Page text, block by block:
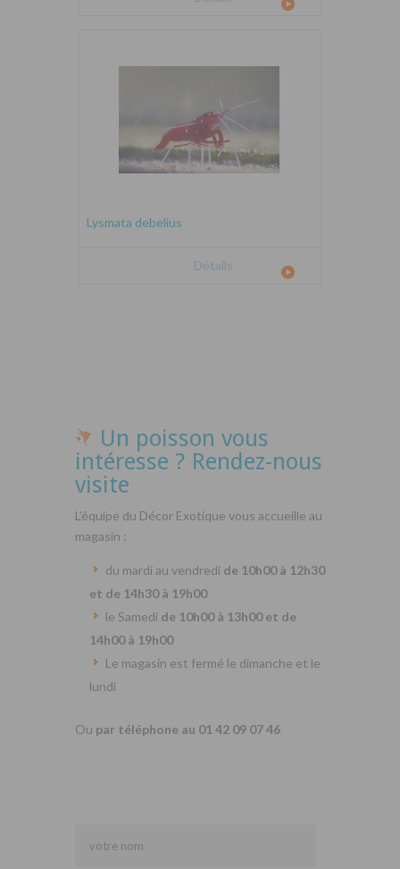
Lysmata debelius
Détails
Un poisson vous
intéresse ? Rendez-nous
visite
L’équipe du Décor Exotique vous accueille au
magasin :
du mardi au vendredi de 10h00 à 12h30
et de 14h30 à 19h00
le Samedi de 10h00 à 13h00 et de
14h00 à 19h00
Le magasin est fermé le dimanche et le
lundi
Ou par téléphone au 01 42 09 07 46